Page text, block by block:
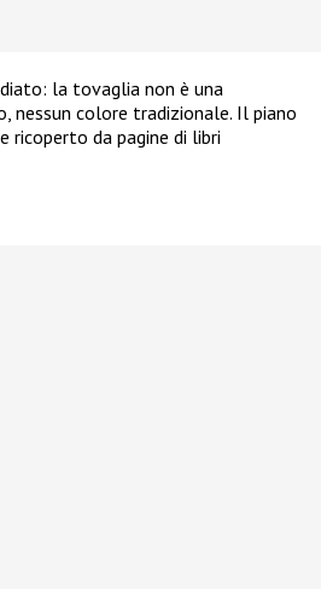
la tovaglia non è una
nessun colore tradizionale. Il piano
da pagine di libri